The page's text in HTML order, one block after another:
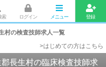
索 ログイン メニュー 登録
村の検査技師求人一覧
>はじめての方はこちら
長生村の臨床検査技師求